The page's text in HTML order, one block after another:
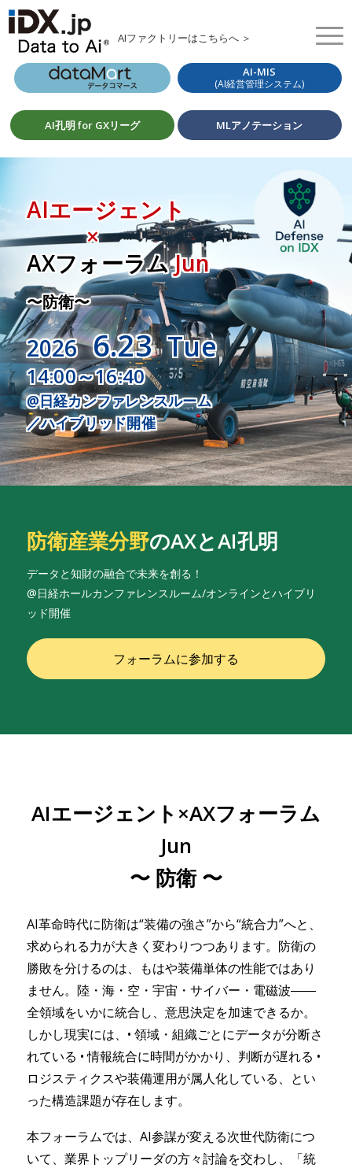
AIファクトリーはこちらへ ＞
AI-MIS
(AI経営管理システム)
AI孔明 for GXリーグ MLアノテーション
AIエージェント
×
AXフォーラムJun
〜防衛〜
2026 6.23 Tue
14:00～16:40
@日経カンファレンスルーム
／ハイブリッド開催
防衛産業分野のAXとAI孔明
データと知財の融合で未来を創る！
@日経ホールカンファレンスルーム/オンラインとハイブリ
ッド開催
フォーラムに参加する
AIエージェント×AXフォーラム
Jun
〜 防衛 〜
AI革命時代に防衛は“装備の強さ”から“統合力”へと、
求められる力が大きく変わりつつあります。防衛の
勝敗を分けるのは、もはや装備単体の性能ではあり
ません。陸・海・空・宇宙・サイバー・電磁波――
全領域をいかに統合し、意思決定を加速できるか。
しかし現実には、• 領域・組織ごとにデータが分断さ
れている • 情報統合に時間がかかり、判断が遅れる •
ロジスティクスや装備運用が属人化している、とい
った構造課題が存在します。
本フォーラムでは、AI参謀が変える次世代防衛につ
いて、業界トップリーダの方々討論を交わし、「統